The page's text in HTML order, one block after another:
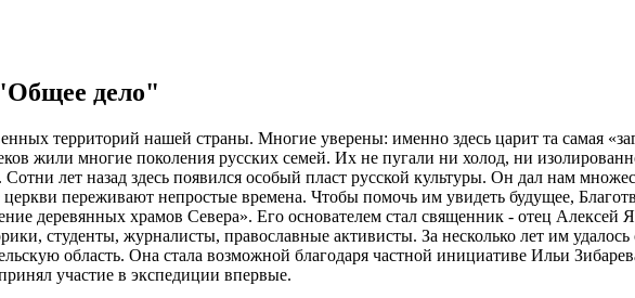
дело"
территорий нашей страны. Многие уверены: именно здесь царит та самая
жили многие поколения русских семей. Их не пугали ни холод, ни
Сотни лет назад здесь появился особый пласт русской культуры. Он дал нам
переживают непростые времена. Чтобы помочь им увидеть будущее,
деревянных храмов Севера». Его основателем стал священник - отец
студенты, журналисты, православные активисты. За несколько лет им
область. Она стала возможной благодаря частной инициативе Ильи
участие в экспедиции впервые.